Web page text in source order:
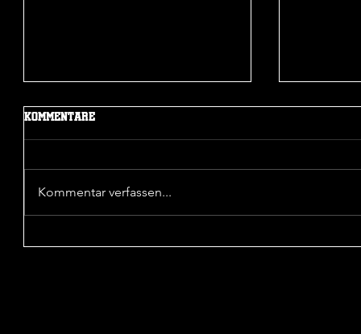
Sieg in der 1. Pokalrunde
Kommentare
Kommentar verfassen...